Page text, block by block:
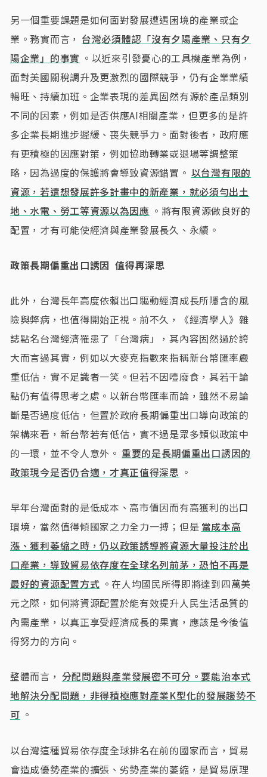
另一個重要課題是如何面對發展遭遇困境的產業或企
業。務實而言， 台灣必須體認「沒有夕陽產業、只有夕
陽企業」的事實 。以近來引發憂心的工具機產業為例，
面對美國關稅調升及更激烈的國際競爭，仍有企業業績
暢旺、持續加班。企業表現的差異固然有源於產品類別
不同的因素，例如是否供應AI相關產業，但更多的是許
多企業長期進步遲緩、喪失競爭力。面對後者，政府應
有更積極的因應對策，例如協助轉業或退場等調整策
略，因為過度的保護將會導致資源錯置。 以台灣有限的
資源，若還想發展許多計畫中的新產業，就必須勻出土
地、水電、勞工等資源以為因應 。將有限資源做良好的
配置，才有可能使經濟與產業發展長久、永續。
政策長期偏重出口誘因 值得再深思
此外，台灣長年高度依賴出口驅動經濟成長所隱含的風
險與弊病，也值得開始正視。前不久，《經濟學人》雜
誌點名台灣經濟罹患了「台灣病」，其內容固然過於誇
大而言過其實，例如以大麥克指數來指稱新台幣匯率嚴
重低估，實不足識者一笑。但若不因噎廢食，其若干論
點仍有值得思考之處。以新台幣匯率而論，雖然不易論
斷是否過度低估，但置於政府長期偏重出口導向政策的
架構來看，新台幣若有低估，實不過是眾多類似政策中
的一環，並不令人意外。 重要的是長期偏重出口誘因的
政策現今是否仍合適，才真正值得深思 。
早年台灣面對的是低成本、高市價因而有高獲利的出口
環境，當然值得傾國家之力全力一搏；但是 當成本高
漲、獲利萎縮之時，仍以政策誘導將資源大量投注於出
口產業，導致貿易依存度在全球名列前茅，恐怕不再是
最好的資源配置方式 。在人均國民所得即將達到四萬美
元之際，如何將資源配置於能有效提升人民生活品質的
內需產業，以真正享受經濟成長的果實，應該是今後值
得努力的方向。
整體而言， 分配問題與產業發展密不可分。要能治本式
地解決分配問題，非得積極應對產業K型化的發展趨勢不
可 。
以台灣這種貿易依存度全球排名在前的國家而言，貿易
會造成優勢產業的擴張、劣勢產業的萎縮，是貿易原理